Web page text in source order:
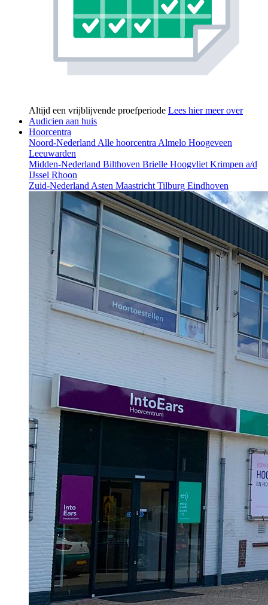
Altijd een vrijblijvende proefperiode Lees hier meer over
Audicien aan huis
Hoorcentra
Noord-Nederland Alle hoorcentra Almelo Hoogeveen
Leeuwarden
Midden-Nederland Bilthoven Brielle Hoogvliet Krimpen a/d
IJssel Rhoon
Zuid-Nederland Asten Maastricht Tilburg Eindhoven